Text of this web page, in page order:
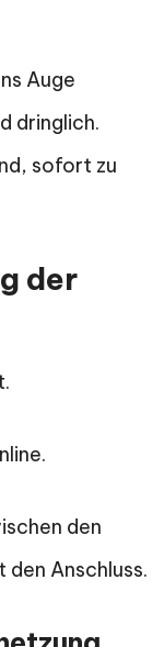
Auge
dringlich.
sofort zu
der
den
Anschluss.